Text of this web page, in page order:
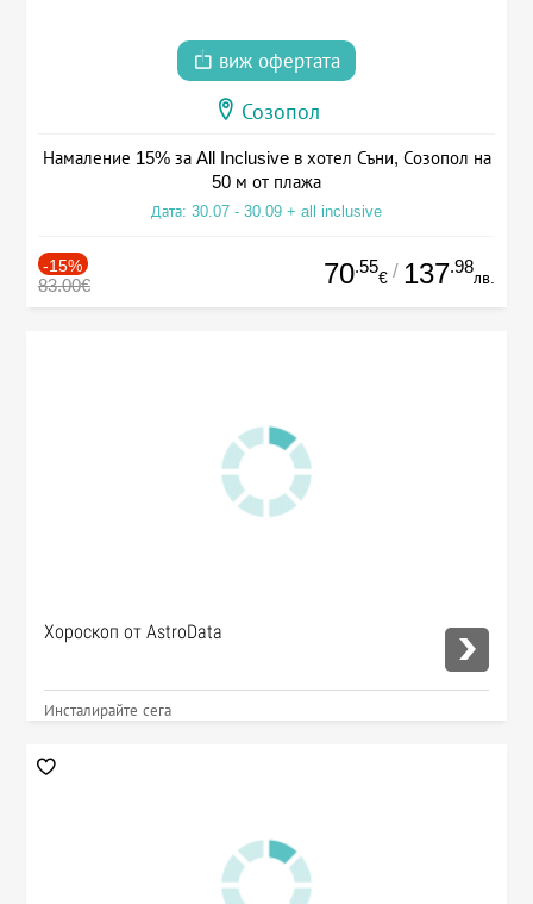
виж офертата
Созопол
Намаление 15% за All Inclusive в хотел Съни, Созопол на
50 м от плажа
Дата: 30.07 - 30.09 + all inclusive
-15%
83.00€ 70.55
€ / 137.98
лв.
Хороскоп от AstroData
Инсталирайте сега